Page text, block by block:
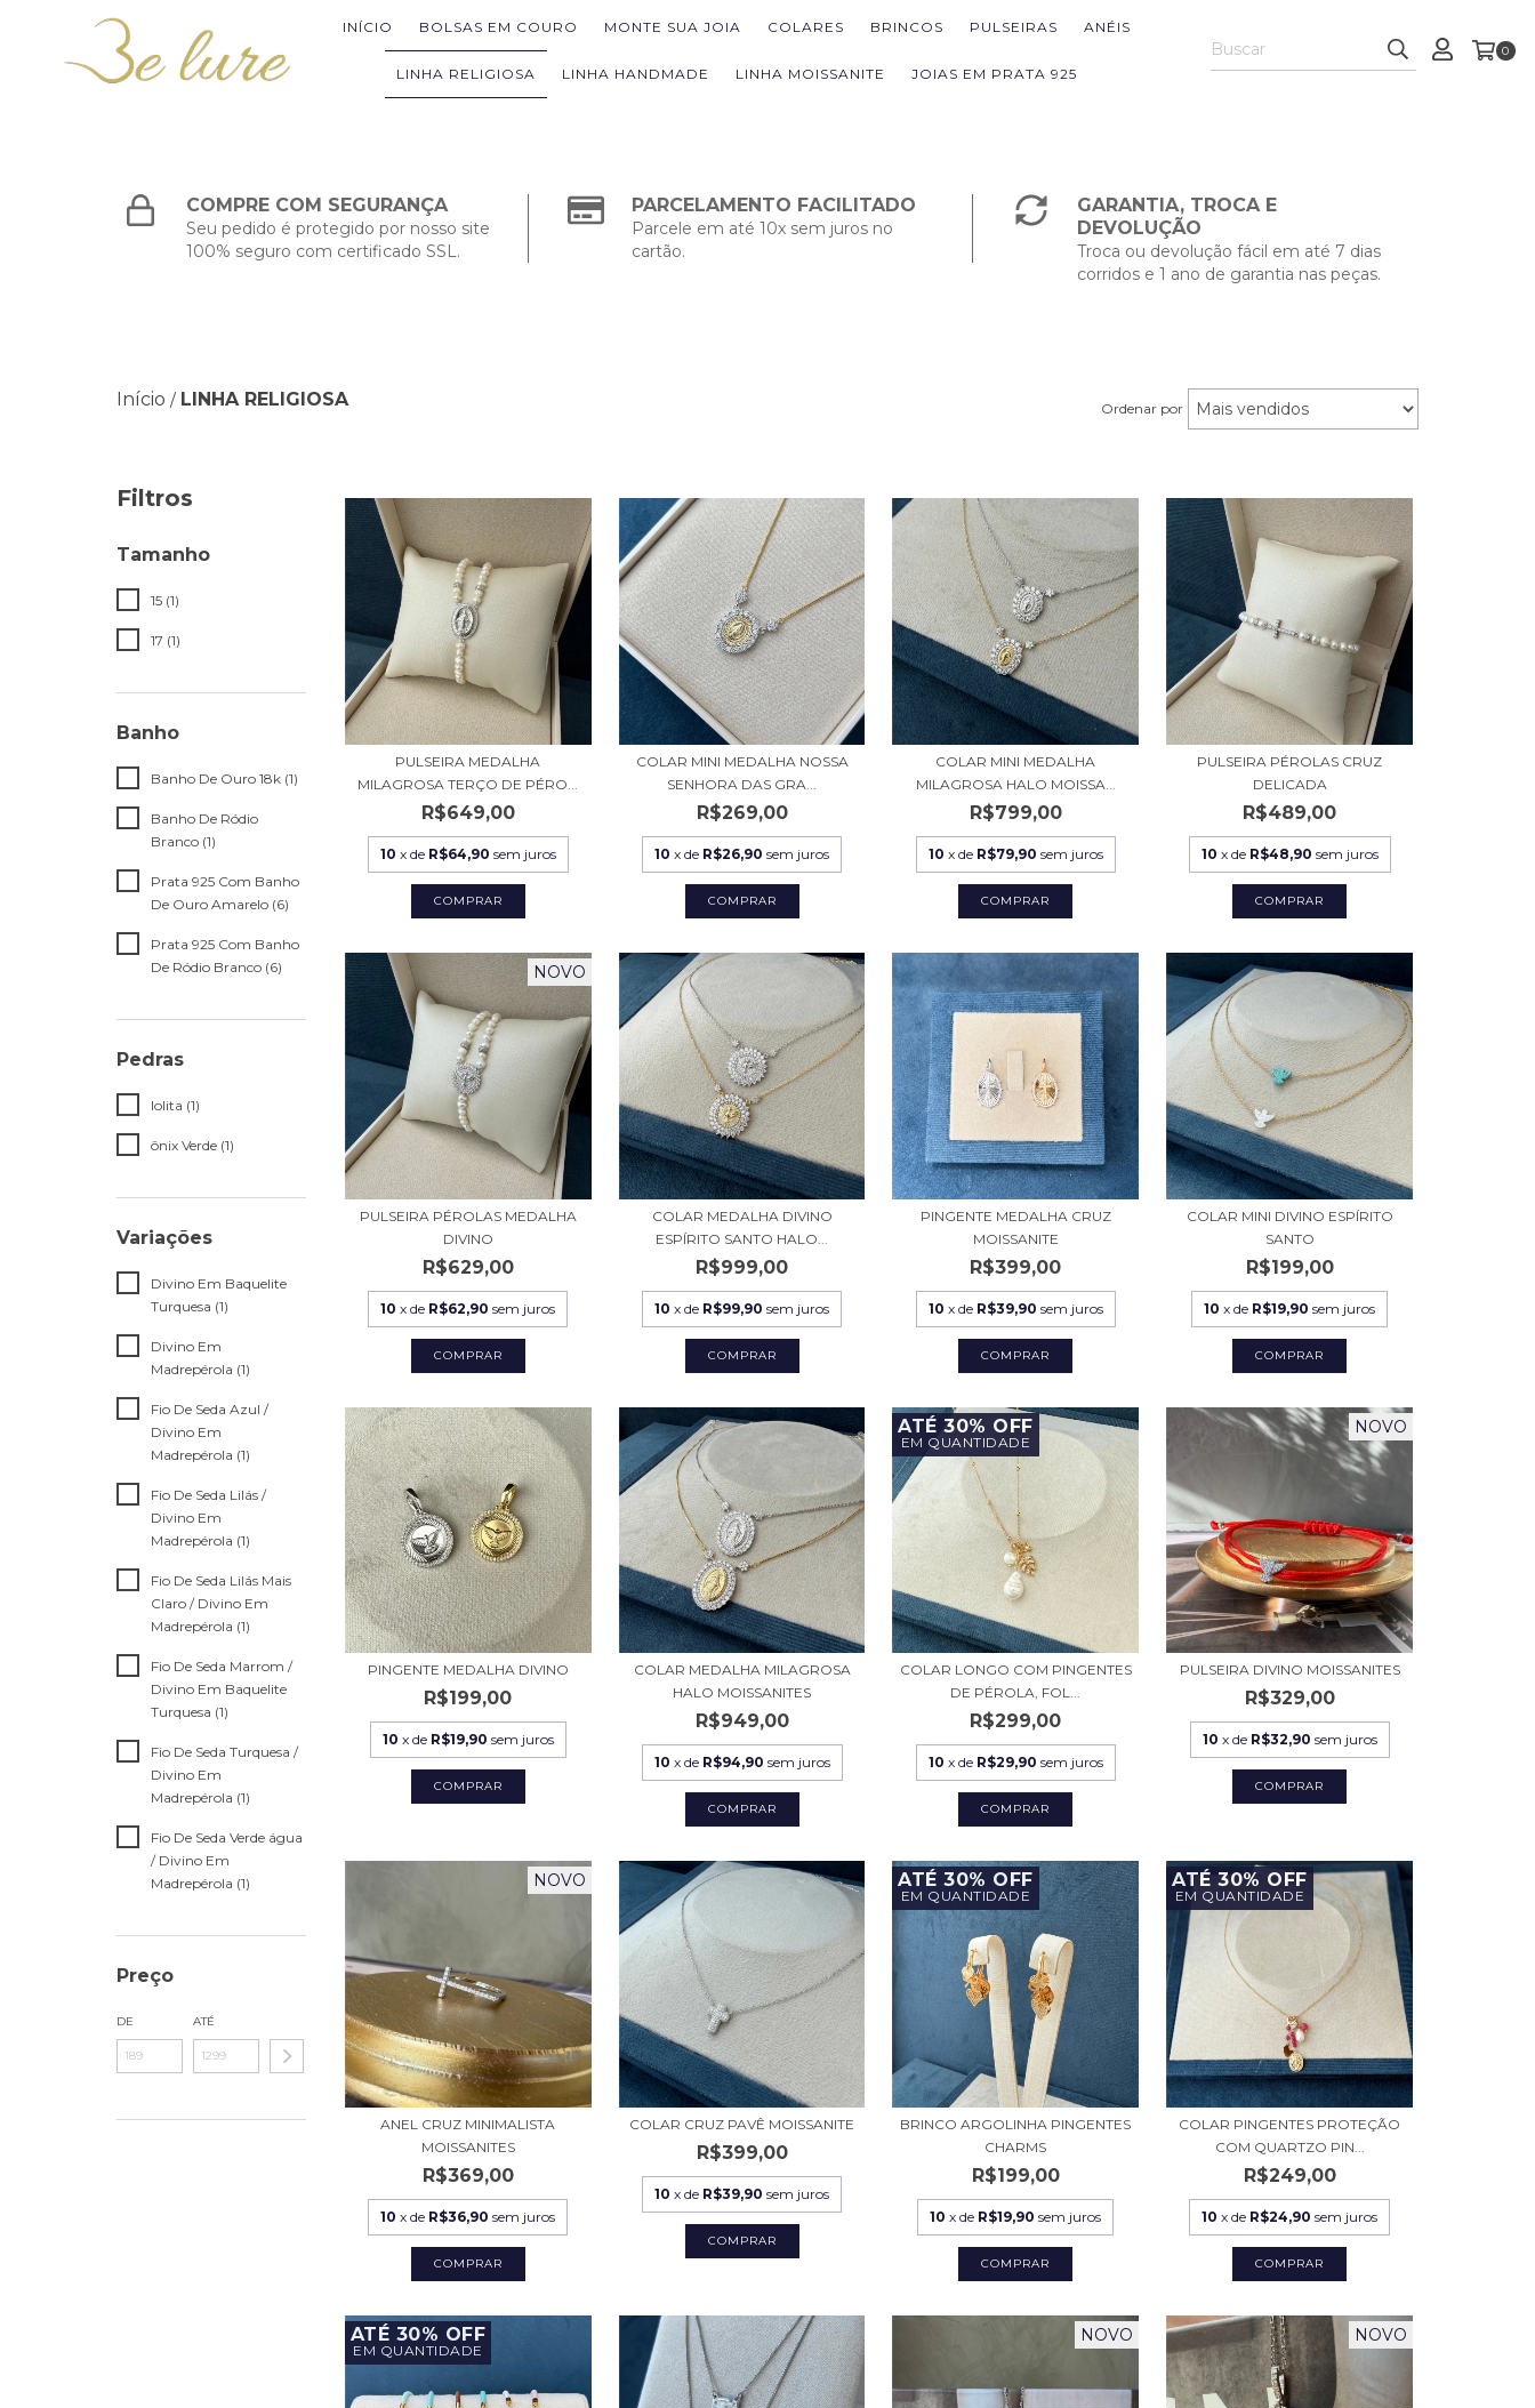
INÍCIO BOLSAS EM COURO MONTE SUA JOIA COLARES BRINCOS PULSEIRAS ANÉIS
LINHA RELIGIOSA LINHA HANDMADE LINHA MOISSANITE JOIAS EM PRATA 925
0
COMPRE COM SEGURANÇA
Seu pedido é protegido por nosso site
100% seguro com certificado SSL.
PARCELAMENTO FACILITADO
Parcele em até 10x sem juros no
cartão.
GARANTIA, TROCA E
DEVOLUÇÃO
Troca ou devolução fácil em até 7 dias
corridos e 1 ano de garantia nas peças.
Início / LINHA RELIGIOSA Ordenar por
Filtros
Tamanho
15 (1)
17 (1)
Banho
Banho De Ouro 18k (1)
Banho De Ródio
Branco (1)
Prata 925 Com Banho
De Ouro Amarelo (6)
Prata 925 Com Banho
De Ródio Branco (6)
Pedras
Iolita (1)
ônix Verde (1)
Variações
Divino Em Baquelite
Turquesa (1)
Divino Em
Madrepérola (1)
Fio De Seda Azul /
Divino Em
Madrepérola (1)
Fio De Seda Lilás /
Divino Em
Madrepérola (1)
Fio De Seda Lilás Mais
Claro / Divino Em
Madrepérola (1)
Fio De Seda Marrom /
Divino Em Baquelite
Turquesa (1)
Fio De Seda Turquesa /
Divino Em
Madrepérola (1)
Fio De Seda Verde água
/ Divino Em
Madrepérola (1)
Preço
DE ATÉ
PULSEIRA MEDALHA
MILAGROSA TERÇO DE PÉRO...
R$649,00
10 x de R$64,90 sem juros
COLAR MINI MEDALHA NOSSA
SENHORA DAS GRA...
R$269,00
10 x de R$26,90 sem juros
COLAR MINI MEDALHA
MILAGROSA HALO MOISSA...
R$799,00
10 x de R$79,90 sem juros
COMPRAR
PULSEIRA PÉROLAS CRUZ
DELICADA
R$489,00
10 x de R$48,90 sem juros
NOVO
PULSEIRA PÉROLAS MEDALHA
DIVINO
R$629,00
10 x de R$62,90 sem juros
COLAR MEDALHA DIVINO
ESPÍRITO SANTO HALO...
R$999,00
10 x de R$99,90 sem juros
COMPRAR
PINGENTE MEDALHA CRUZ
MOISSANITE
R$399,00
10 x de R$39,90 sem juros
COMPRAR
COLAR MINI DIVINO ESPÍRITO
SANTO
R$199,00
10 x de R$19,90 sem juros
COMPRAR
PINGENTE MEDALHA DIVINO
R$199,00
10 x de R$19,90 sem juros
COMPRAR
COLAR MEDALHA MILAGROSA
HALO MOISSANITES
R$949,00
10 x de R$94,90 sem juros
COMPRAR
ATÉ 30% OFF
EM QUANTIDADE
COLAR LONGO COM PINGENTES
DE PÉROLA, FOL...
R$299,00
10 x de R$29,90 sem juros
NOVO
PULSEIRA DIVINO MOISSANITES
R$329,00
10 x de R$32,90 sem juros
NOVO
ANEL CRUZ MINIMALISTA
MOISSANITES
R$369,00
10 x de R$36,90 sem juros
COMPRAR
COLAR CRUZ PAVÊ MOISSANITE
R$399,00
10 x de R$39,90 sem juros
ATÉ 30% OFF
EM QUANTIDADE
BRINCO ARGOLINHA PINGENTES
CHARMS
R$199,00
10 x de R$19,90 sem juros
ATÉ 30% OFF
EM QUANTIDADE
COLAR PINGENTES PROTEÇÃO
COM QUARTZO PIN...
R$249,00
10 x de R$24,90 sem juros
ATÉ 30% OFF
EM QUANTIDADE
NOVO NOVO